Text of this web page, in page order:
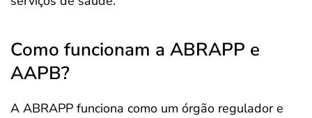
Como funcionam a ABRAPP e
AAPB?
A ABRAPP funciona como um órgão regulador e